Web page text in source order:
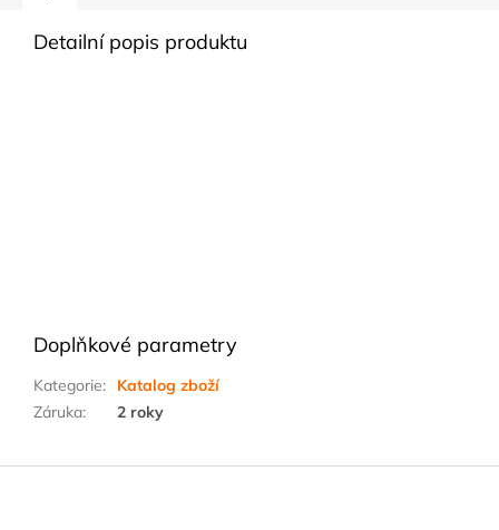
Detailní popis produktu
Doplňkové parametry
Kategorie:
Katalog zboží
Záruka: 2 roky
Z